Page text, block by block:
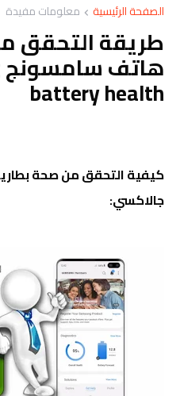
الصفحة الرئيسية معلومات مفيدة
طريقة التحقق
battery health
كيفية التحقق من صحة
جالاكسي: